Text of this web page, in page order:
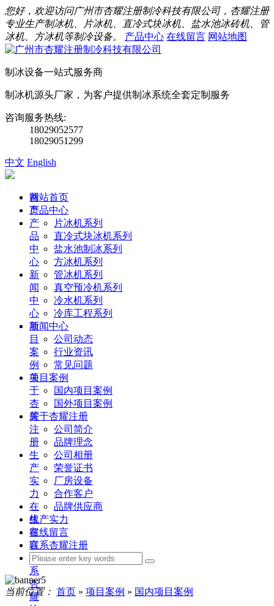
您好，欢迎访问广州市杏耀注册制冷科技有限公司，杏耀注册
专业生产制冰机、片冰机、直冷式块冰机、盐水池冰砖机、管
冰机、方冰机等制冷设备。
产品中心 在线留言 网站地图
制冰设备一站式服务商
制冰机源头厂家，为客户提供制冰系统全套定制服务
咨询服务热线:
18029052577
18029051299
中文 English
首
页
产
品
中
心
新
闻
中
心
项
目
案
例
关
于
杏
耀
注
册
生
产
实
力
在
线
留
言
联
系
杏
耀
网站首页
产品中心
片冰机系列
直冷式块冰机系列
盐水池制冰系列
方冰机系列
管冰机系列
真空预冷机系列
冷水机系列
冷库工程系列
新闻中心
公司动态
行业资讯
常见问题
项目案例
国内项目案例
国外项目案例
关于杏耀注册
公司简介
品牌理念
公司相册
荣誉证书
厂房设备
合作客户
品牌供应商
生产实力
在线留言
联系杏耀注册
当前位置： 首页 » 项目案例 » 国内项目案例